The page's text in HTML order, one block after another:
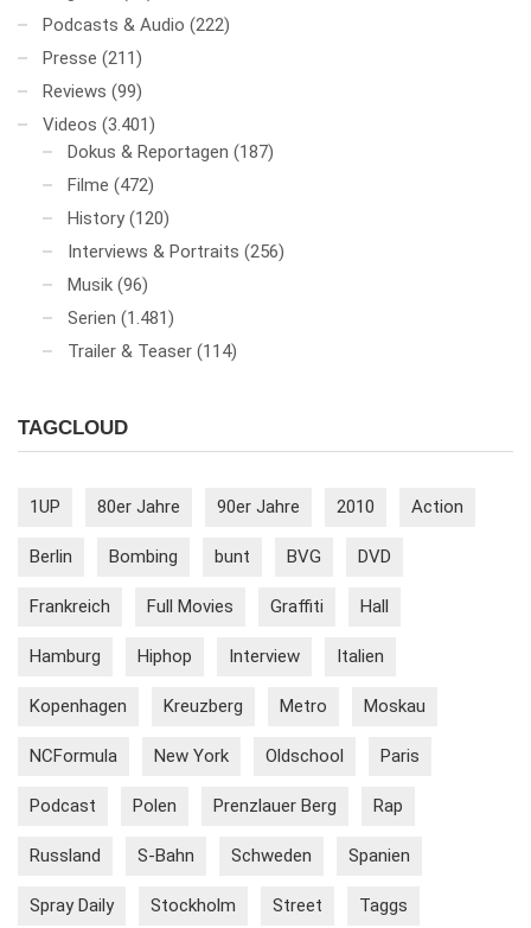
Podcasts & Audio (222)
Presse (211)
Reviews (99)
Videos (3.401)
Dokus & Reportagen (187)
Filme (472)
History (120)
Interviews & Portraits (256)
Musik (96)
Serien (1.481)
Trailer & Teaser (114)
TAGCLOUD
1UP 80er Jahre 90er Jahre 2010 Action
Berlin Bombing bunt BVG DVD
Frankreich Full Movies Graffiti Hall
Hamburg Hiphop Interview Italien
Kopenhagen Kreuzberg Metro Moskau
NCFormula New York Oldschool Paris
Podcast Polen Prenzlauer Berg Rap
Russland S-Bahn Schweden Spanien
Spray Daily Stockholm Street Taggs